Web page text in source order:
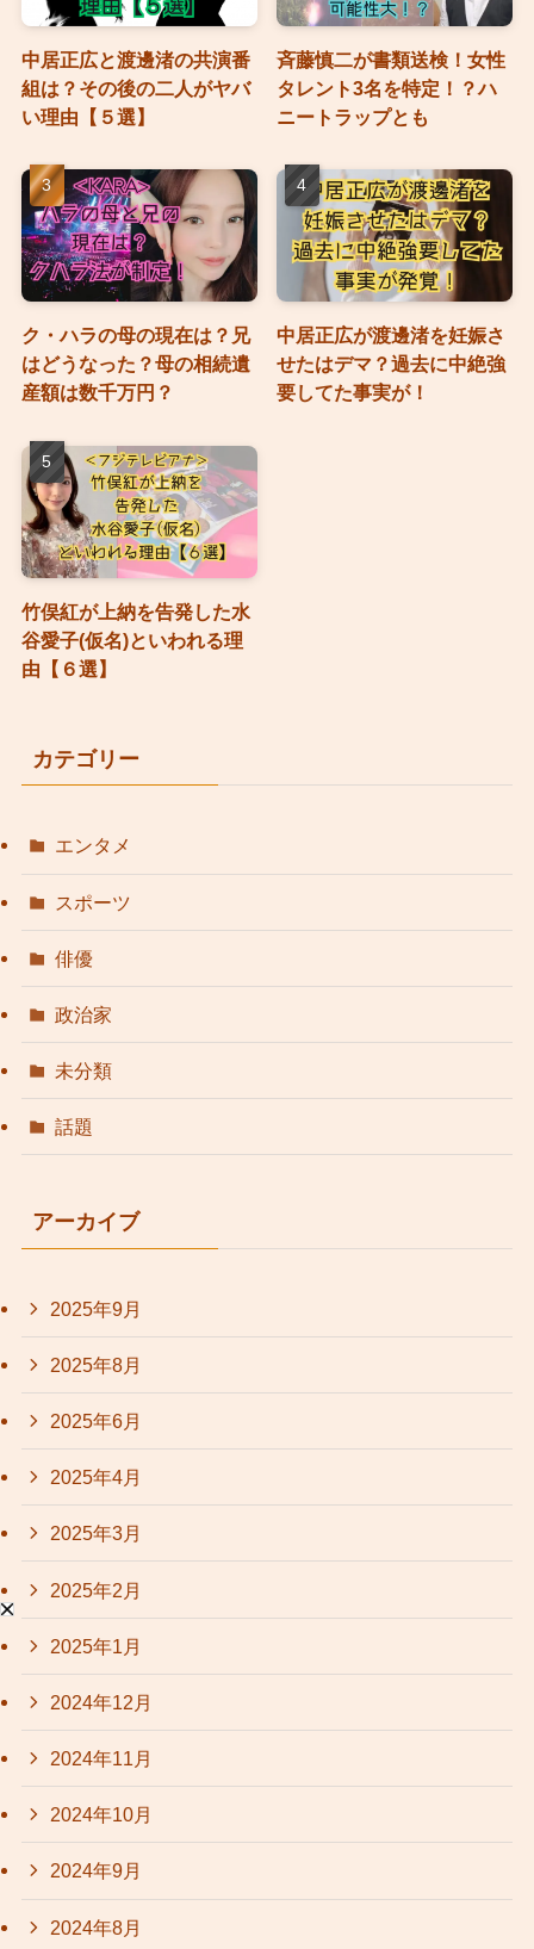
中居正広と渡邊渚の共演番
組は？その後の二人がヤバ
い理由【５選】
斉藤慎二が書類送検！女性
タレント3名を特定！？ハ
ニートラップとも
ク・ハラの母の現在は？兄
はどうなった？母の相続遺
産額は数千万円？
中居正広が渡邊渚を妊娠さ
せたはデマ？過去に中絶強
要してた事実が！
竹俣紅が上納を告発した水
谷愛子(仮名)といわれる理
由【６選】
カテゴリー
エンタメ
スポーツ
俳優
政治家
未分類
話題
アーカイブ
2025年9月
2025年8月
2025年6月
2025年4月
2025年3月
2025年2月
2025年1月
2024年12月
2024年11月
2024年10月
2024年9月
2024年8月